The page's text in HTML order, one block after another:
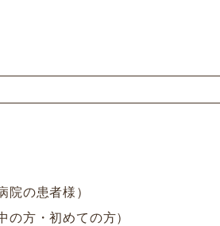
院の患者様）
の方・初めての方）